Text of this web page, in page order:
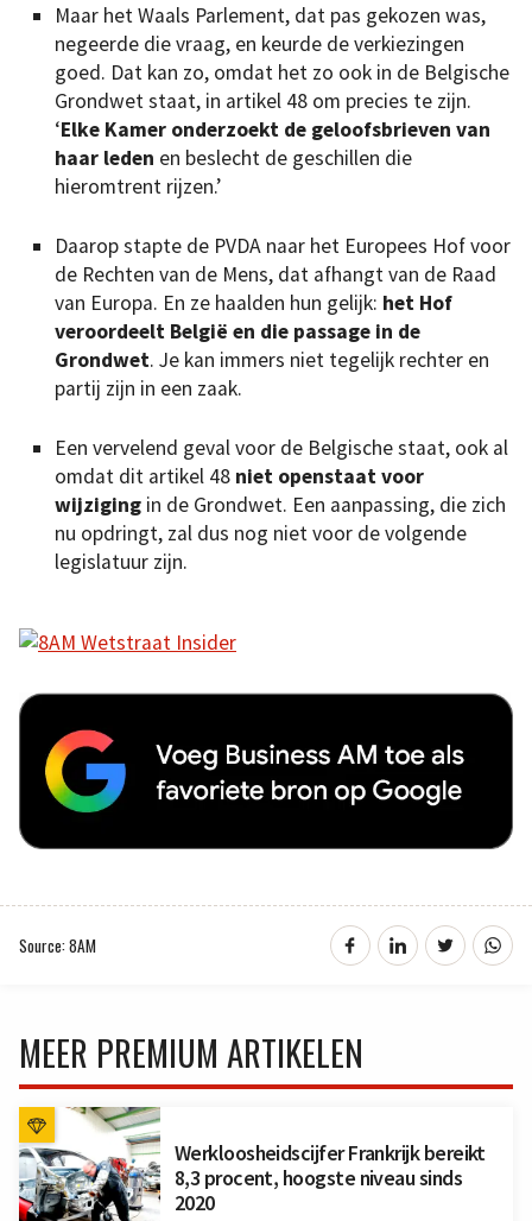
Maar het Waals Parlement, dat pas gekozen was,
negeerde die vraag, en keurde de verkiezingen
goed. Dat kan zo, omdat het zo ook in de Belgische
Grondwet staat, in artikel 48 om precies te zijn.
‘Elke Kamer onderzoekt de geloofsbrieven van
haar leden en beslecht de geschillen die
hieromtrent rijzen.’
Daarop stapte de PVDA naar het Europees Hof voor
de Rechten van de Mens, dat afhangt van de Raad
van Europa. En ze haalden hun gelijk: het Hof
veroordeelt België en die passage in de
Grondwet. Je kan immers niet tegelijk rechter en
partij zijn in een zaak.
Een vervelend geval voor de Belgische staat, ook al
omdat dit artikel 48 niet openstaat voor
wijziging in de Grondwet. Een aanpassing, die zich
nu opdringt, zal dus nog niet voor de volgende
legislatuur zijn.
Source: 8AM
MEER PREMIUM ARTIKELEN
Werkloosheidscijfer Frankrijk bereikt
8,3 procent, hoogste niveau sinds
2020